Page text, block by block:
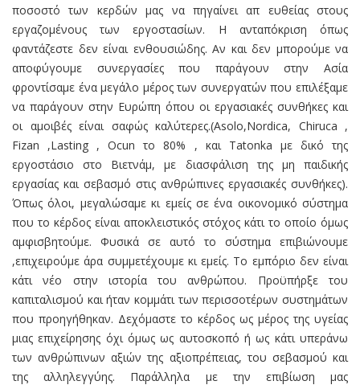
ποσοστό των κερδών μας να πηγαίνει απ ευθείας στους
εργαζομένους των εργοστασίων. Η ανταπόκριση όπως
φαντάζεστε δεν είναι ενθουσιώδης. Αν και δεν μπορούμε να
αποφύγουμε συνεργασίες που παράγουν στην Ασία
φροντίσαμε ένα μεγάλο μέρος των συνεργατών που επιλέξαμε
να παράγουν στην Ευρώπη όπου οι εργασιακές συνθήκες και
οι αμοιβές είναι σαφώς καλύτερες.(Asolo,Nordica, Chiruca ,
Fizan ,Lasting , Ocun το 80% , και Tatonka με δικό της
εργοστάσιο στο Βιετνάμ, με διασφάλιση της μη παιδικής
εργασίας και σεβασμό στις ανθρώπινες εργασιακές συνθήκες).
Όπως όλοι, μεγαλώσαμε κι εμείς σε ένα οικονομικό σύστημα
που το κέρδος είναι αποκλειστικός στόχος κάτι το οποίο όμως
αμφισβητούμε. Φυσικά σε αυτό το σύστημα επιβιώνουμε
,επιχειρούμε άρα συμμετέχουμε κι εμείς. Το εμπόριο δεν είναι
κάτι νέο στην ιστορία του ανθρώπου. Προϋπήρξε του
καπιταλισμού και ήταν κομμάτι των περισσοτέρων συστημάτων
που προηγήθηκαν. Δεχόμαστε το κέρδος ως μέρος της υγείας
μιας επιχείρησης όχι όμως ως αυτοσκοπό ή ως κάτι υπεράνω
των ανθρώπινων αξιών της αξιοπρέπειας, του σεβασμού και
της αλληλεγγύης. Παράλληλα με την επιβίωση μας